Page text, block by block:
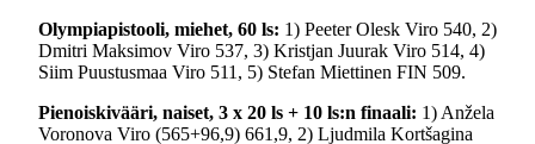
Olympiapistooli, miehet, 60 ls: 1) Peeter Olesk Viro 540, 2)
Dmitri Maksimov Viro 537, 3) Kristjan Juurak Viro 514, 4)
Siim Puustusmaa Viro 511, 5) Stefan Miettinen FIN 509.
Pienoiskivääri, naiset, 3 x 20 ls + 10 ls:n finaali: 1) Anžela
Voronova Viro (565+96,9) 661,9, 2) Ljudmila Kortšagina